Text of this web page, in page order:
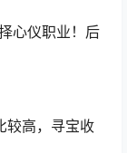
减防 召唤治